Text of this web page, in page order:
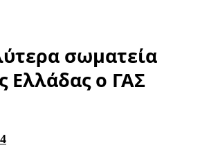
σωματεία
Ελλάδας ο ΓΑΣ